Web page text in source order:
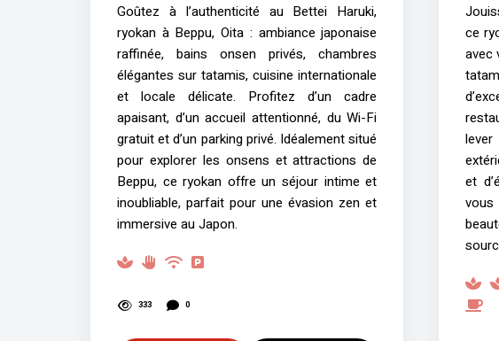
Goûtez à l’authenticité au Bettei Haruki,
ryokan à Beppu, Oita : ambiance japonaise
raffinée, bains onsen privés, chambres
élégantes sur tatamis, cuisine internationale
et locale délicate. Profitez d’un cadre
apaisant, d’un accueil attentionné, du Wi-Fi
gratuit et d’un parking privé. Idéalement situé
pour explorer les onsens et attractions de
Beppu, ce ryokan offre un séjour intime et
inoubliable, parfait pour une évasion zen et
immersive au Japon.
333 0
ce
avec
et